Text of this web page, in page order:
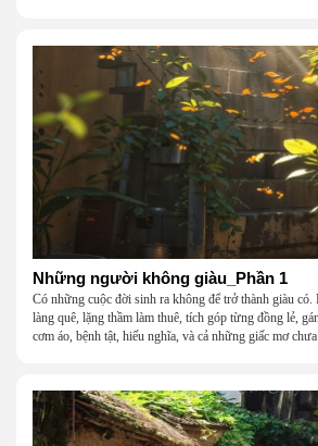
Những người không giàu_Phần 1
Có những cuộc đời sinh ra không để trở thành giàu
làng quê, lặng thầm làm thuê, tích góp từng đồng lẻ,
cơm áo, bệnh tật, hiếu nghĩa, và cả những giấc mơ
một mái nhà bằng lòng thương, bằng sự nhẫn nại và
nghèo đến đâu, cũng còn có nhau để quay về.